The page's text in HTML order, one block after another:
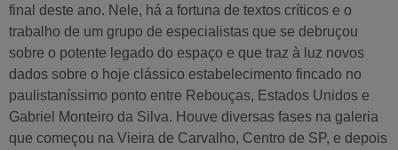
final deste ano. Nele, há a fortuna de textos críticos e o
trabalho de um grupo de especialistas que se debruçou
sobre o potente legado do espaço e que traz à luz novos
dados sobre o hoje clássico estabelecimento fincado no
paulistaníssimo ponto entre Rebouças, Estados Unidos e
Gabriel Monteiro da Silva. Houve diversas fases na galeria
que começou na Vieira de Carvalho, Centro de SP, e depois